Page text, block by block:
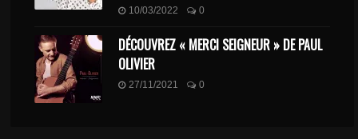
10/03/2022 0
DÉCOUVREZ « MERCI SEIGNEUR » DE PAUL
OLIVIER
27/11/2021 0